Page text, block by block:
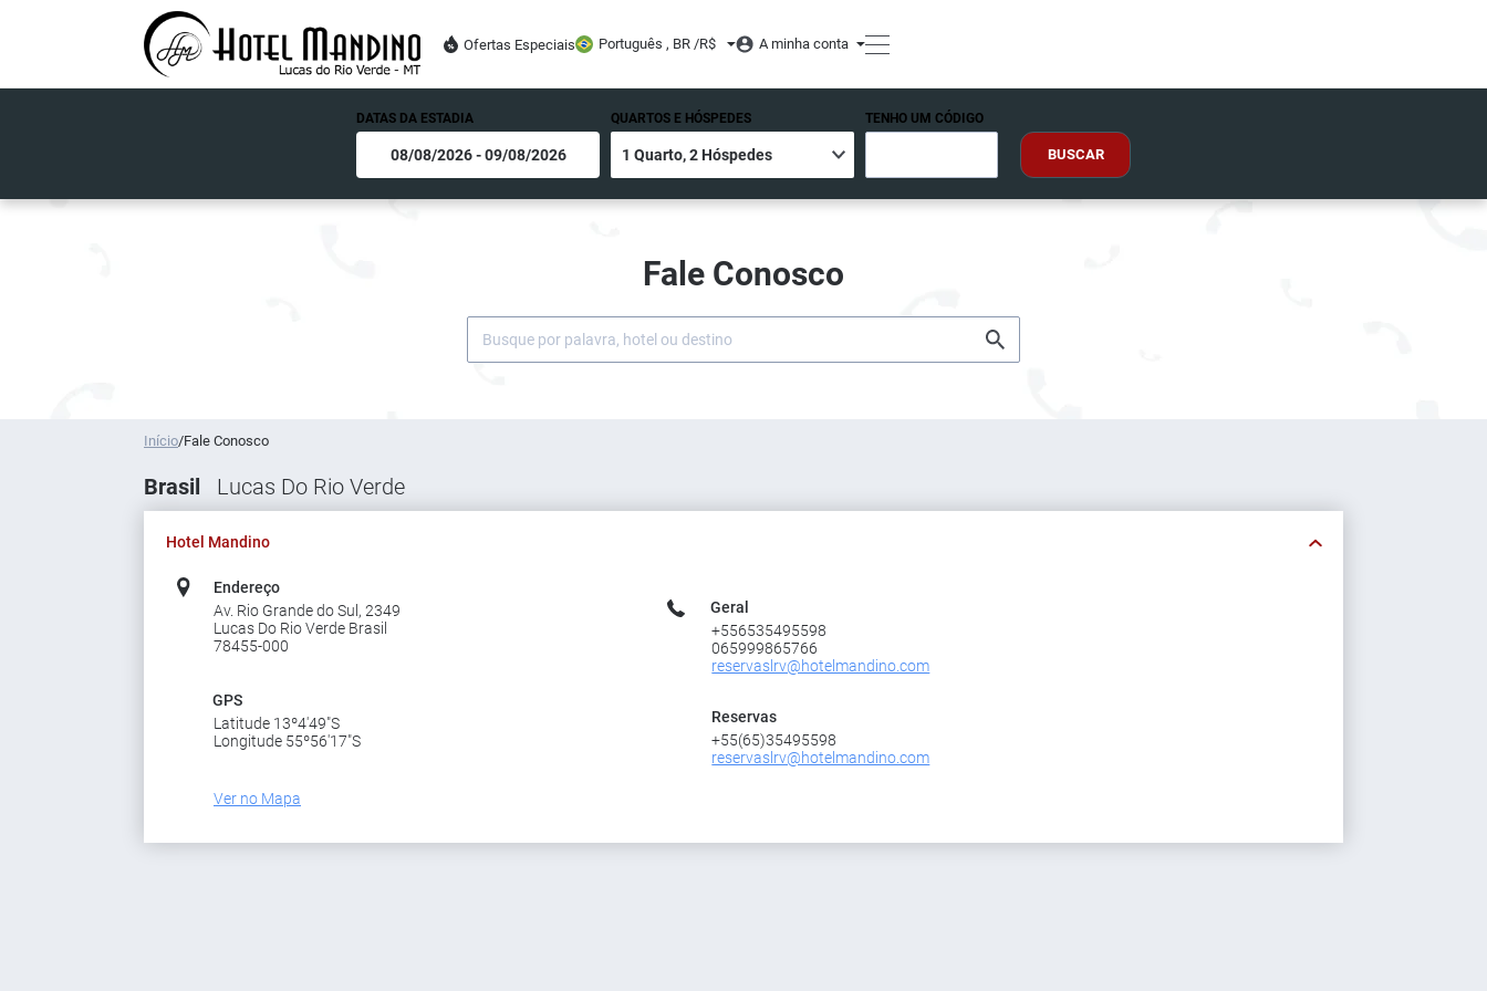
Ofertas Especiais Português , BR /R$ A minha conta
DATAS DA ESTADIA QUARTOS E HÓSPEDES TENHO UM CÓDIGO
BUSCAR
Fale Conosco
Início/Fale Conosco
Brasil Lucas Do Rio Verde
Hotel Mandino
Endereço
Av. Rio Grande do Sul, 2349
Lucas Do Rio Verde Brasil
78455-000
GPS
Latitude 13º4'49"S
Longitude 55º56'17"S
Ver no Mapa
Geral
+556535495598
065999865766
reservaslrv@hotelmandino.com
Reservas
+55(65)35495598
reservaslrv@hotelmandino.com